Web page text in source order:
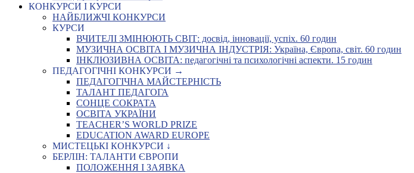
КОНКУРСИ І КУРСИ
НАЙБЛИЖЧІ КОНКУРСИ
КУРСИ
ВЧИТЕЛІ ЗМІНЮЮТЬ СВІТ: досвід, інновації, успіх. 60 годин
МУЗИЧНА ОСВІТА І МУЗИЧНА ІНДУСТРІЯ: Україна, Європа, світ. 60 годин
ІНКЛЮЗИВНА ОСВІТА: педагогічні та психологічні аспекти. 15 годин
ПЕДАГОГІЧНІ КОНКУРСИ →
ПЕДАГОГІЧНА МАЙСТЕРНІСТЬ
ТАЛАНТ ПЕДАГОГА
СОНЦЕ СОКРАТА
ОСВІТА УКРАЇНИ
TEACHER’S WORLD PRIZE
EDUCATION AWARD EUROPE
МИСТЕЦЬКІ КОНКУРСИ ↓
БЕРЛІН: ТАЛАНТИ ЄВРОПИ
ПОЛОЖЕННЯ І ЗАЯВКА